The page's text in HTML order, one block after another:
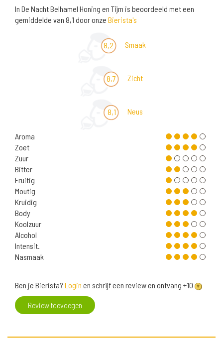
In De Nacht Belhamel Honing en Tijm is beoordeeld met een
gemiddelde van 8,1 door onze Bierista's
8,2 Smaak
8,7 Zicht
8,1 Neus
Aroma
Zoet
Zuur
Bitter
Fruitig
Moutig
Kruidig
Body
Koolzuur
Alcohol
Intensit.
Nasmaak
Ben je Bierista? Login en schrijf een review en ontvang +10
Review toevoegen